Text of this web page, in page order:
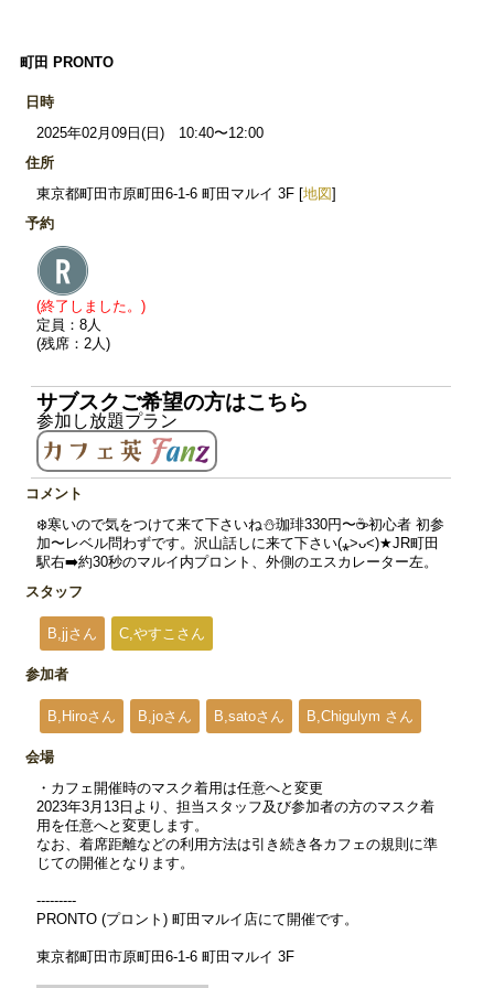
町田 PRONTO
日時
2025年02月09日(日) 10:40〜12:00
住所
東京都町田市原町田6-1-6 町田マルイ 3F [地図]
予約
(終了しました。)
定員：8人
(残席：2人)
サブスクご希望の方はこちら
参加し放題プラン
コメント
❄️寒いので気をつけて来て下さいね⛄️珈琲330円〜☕️初心者 初参
加〜レベル問わずです。沢山話しに来て下さい(⁎˃ᴗ˂)★JR町田
駅右➡️約30秒のマルイ内プロント、外側のエスカレーター左。
スタッフ
B,jjさん C,やすこさん
参加者
B,Hiroさん B,joさん B,satoさん B,Chigulym さん
会場
・カフェ開催時のマスク着用は任意へと変更
2023年3月13日より、担当スタッフ及び参加者の方のマスク着
用を任意へと変更します。
なお、着席距離などの利用方法は引き続き各カフェの規則に準
じての開催となります。
---------
PRONTO (プロント) 町田マルイ店にて開催です。
東京都町田市原町田6-1-6 町田マルイ 3F